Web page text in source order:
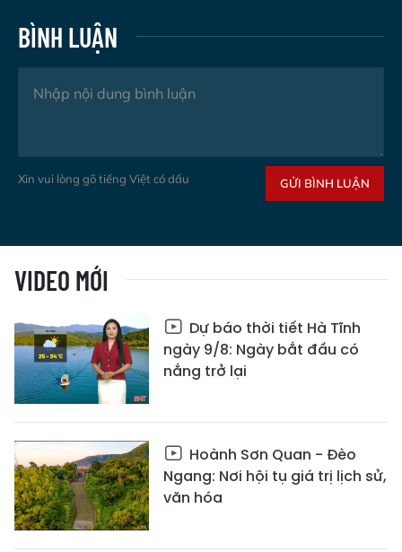
BÌNH LUẬN
Xin vui lòng gõ tiếng Việt có dấu GỬI BÌNH LUẬN
VIDEO MỚI
Dự báo thời tiết Hà Tĩnh
ngày 9/8: Ngày bắt đầu có
nắng trở lại
Hoành Sơn Quan - Đèo
Ngang: Nơi hội tụ giá trị lịch sử,
văn hóa